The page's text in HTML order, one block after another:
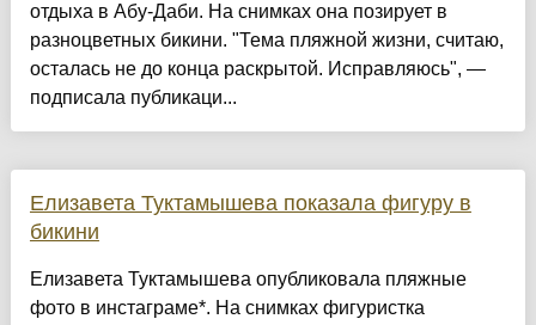
отдыха в Абу-Даби. На снимках она позирует в
разноцветных бикини. "Тема пляжной жизни, считаю,
осталась не до конца раскрытой. Исправляюсь", —
подписала публикаци...
Елизавета Туктамышева показала фигуру в
бикини
Елизавета Туктамышева опубликовала пляжные
фото в инстаграме*. На снимках фигуристка